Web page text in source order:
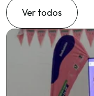
Ver todos